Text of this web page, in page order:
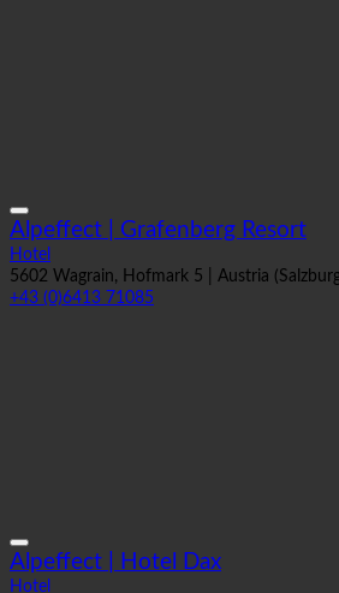
Alpeffect | Grafenberg Resort
Hotel
5602 Wagrain, Hofmark 5 | Austria (Salzburg)
+43 (0)6413 71085
Alpeffect | Hotel Dax
Hotel